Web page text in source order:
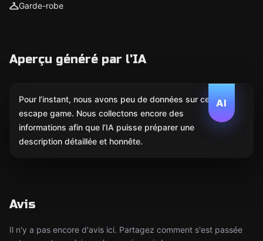
Garde-robe
Aperçu généré par l'IA
AI
Pour l’instant, nous avons peu de données sur cet
escape game. Nous collectons encore des
informations afin que l’IA puisse préparer une
description détaillée et honnête.
Avis
Il n'y a pas encore d'avis ici. Partagez comment s'est passée